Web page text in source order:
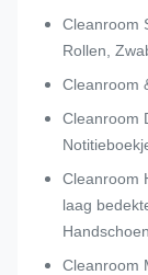
Cleanroom
Rollen,
Cleanroom
Cleanroom
Cleanroom
laag
Cleanroom